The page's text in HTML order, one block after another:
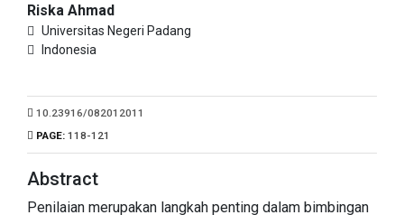
Riska Ahmad
Universitas Negeri Padang
Indonesia
10.23916/082012011
PAGE: 118-121
Abstract
Penilaian merupakan langkah penting dalam bimbingan